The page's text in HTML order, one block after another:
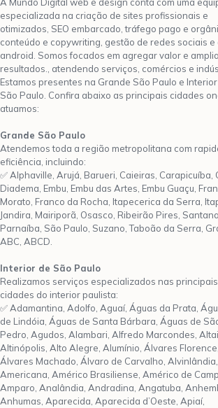
especializada na criação de sites profissionais e
otimizados, SEO embarcado, tráfego pago e
conteúdo e copywriting, gestão de redes sociais e
android. Somos focados em agregar valor e
resultados., atendendo serviços, comércios e
Estamos presentes na Grande São Paulo e
São Paulo. Confira abaixo as principais cidades
atuamos:
Grande São Paulo
Atendemos toda a região metropolitana com
eficiência, incluindo:
✅ Alphaville, Arujá, Barueri, Caieiras, Carapicuíba,
Diadema, Embu, Embu das Artes, Embu Guaçu,
Morato, Franco da Rocha, Itapecerica da Serra,
Jandira, Mairiporã, Osasco, Ribeirão Pires,
Parnaíba, São Paulo, Suzano, Taboão da Serra,
ABC, ABCD.
Interior de São Paulo
Realizamos serviços especializados nas principais
cidades do interior paulista:
✅ Adamantina, Adolfo, Aguaí, Águas da Prata,
de Lindóia, Águas de Santa Bárbara, Águas de
Pedro, Agudos, Alambari, Alfredo Marcondes,
Altinópolis, Alto Alegre, Alumínio, Álvares Florence,
Álvares Machado, Álvaro de Carvalho, Alvinlândia,
Americana, Américo Brasiliense, Américo de
Amparo, Analândia, Andradina, Angatuba,
Anhumas, Aparecida, Aparecida d’Oeste, Apiaí,